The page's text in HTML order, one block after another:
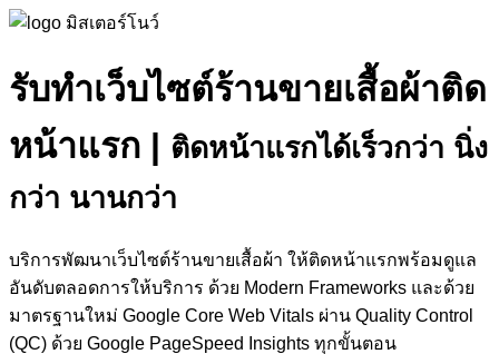
รับทำเว็บไซต์ร้านขายเสื้อผ้าติด
หน้าแรก | ติดหน้าแรกได้เร็วกว่า นิ่ง
กว่า นานกว่า
บริการพัฒนาเว็บไซต์ร้านขายเสื้อผ้า ให้ติดหน้าแรกพร้อมดูแล
อันดับตลอดการให้บริการ ด้วย Modern Frameworks และด้วย
มาตรฐานใหม่ Google Core Web Vitals ผ่าน Quality Control
(QC) ด้วย Google PageSpeed Insights ทุกขั้นตอน